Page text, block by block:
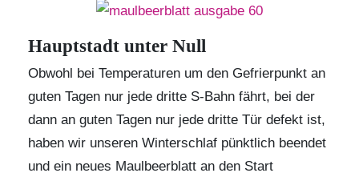
Hauptstadt unter Null
Obwohl bei Temperaturen um den Gefrierpunkt an
guten Tagen nur jede dritte S-Bahn fährt, bei der
dann an guten Tagen nur jede dritte Tür defekt ist,
haben wir unseren Winterschlaf pünktlich beendet
und ein neues Maulbeerblatt an den Start